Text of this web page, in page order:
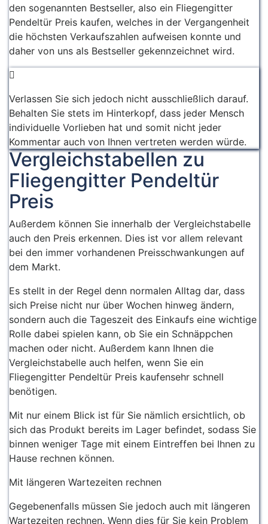
den sogenannten Bestseller, also ein Fliegengitter
Pendeltür Preis kaufen, welches in der Vergangenheit
die höchsten Verkaufszahlen aufweisen konnte und
daher von uns als Bestseller gekennzeichnet wird.
Verlassen Sie sich jedoch nicht ausschließlich darauf.
Behalten Sie stets im Hinterkopf, dass jeder Mensch
individuelle Vorlieben hat und somit nicht jeder
Kommentar auch von Ihnen vertreten werden würde.
Vergleichstabellen zu
Fliegengitter Pendeltür
Preis
Außerdem können Sie innerhalb der Vergleichstabelle
auch den Preis erkennen. Dies ist vor allem relevant
bei den immer vorhandenen Preisschwankungen auf
dem Markt.
Es stellt in der Regel denn normalen Alltag dar, dass
sich Preise nicht nur über Wochen hinweg ändern,
sondern auch die Tageszeit des Einkaufs eine wichtige
Rolle dabei spielen kann, ob Sie ein Schnäppchen
machen oder nicht. Außerdem kann Ihnen die
Vergleichstabelle auch helfen, wenn Sie ein
Fliegengitter Pendeltür Preis kaufensehr schnell
benötigen.
Mit nur einem Blick ist für Sie nämlich ersichtlich, ob
sich das Produkt bereits im Lager befindet, sodass Sie
binnen weniger Tage mit einem Eintreffen bei Ihnen zu
Hause rechnen können.
Mit längeren Wartezeiten rechnen
Gegebenenfalls müssen Sie jedoch auch mit längeren
Wartezeiten rechnen. Wenn dies für Sie kein Problem